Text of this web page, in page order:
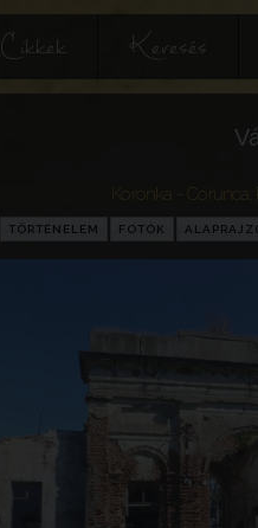
Cikkek Keresés
TÖRTÉNELEM FOTÓK